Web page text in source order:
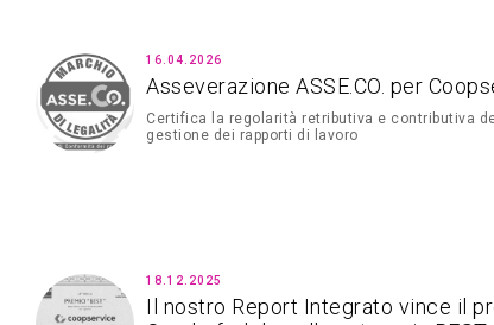
16.04.2026
Asseverazione ASSE.CO. per
Certifica la regolarità retributiva e contributiva
gestione dei rapporti di lavoro
18.12.2025
Il nostro Report Integrato vince il